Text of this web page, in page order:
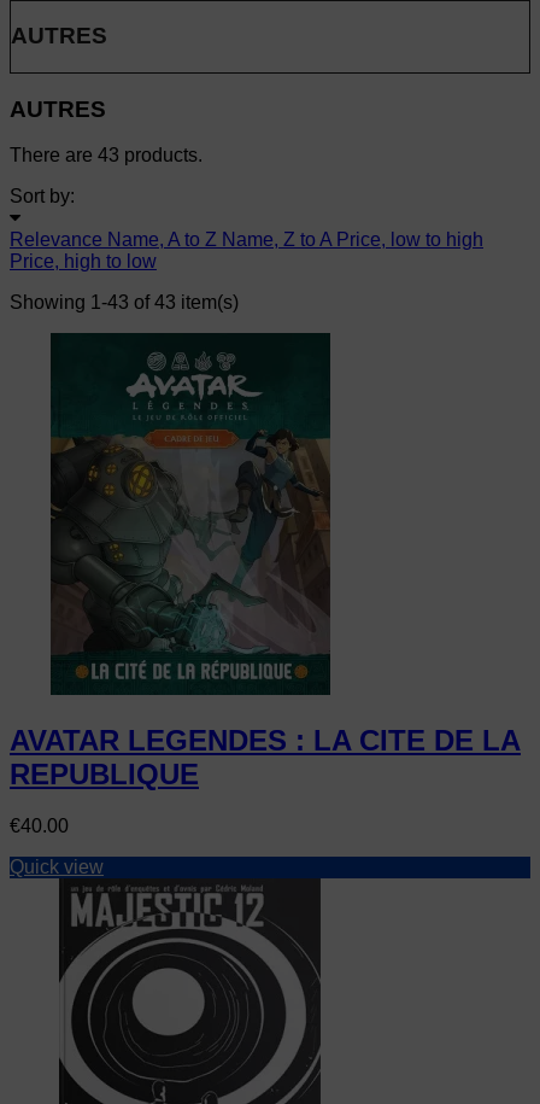
AUTRES
AUTRES
There are 43 products.
Sort by:
Relevance Name, A to Z Name, Z to A Price, low to high
Price, high to low
Showing 1-43 of 43 item(s)
AVATAR LEGENDES : LA CITE DE LA
REPUBLIQUE
Price
€40.00
Quick view